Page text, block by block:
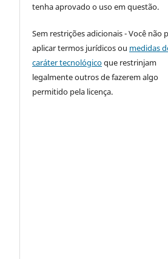
tenha aprovado o uso em questão.
Sem restrições adicionais - Você não
aplicar termos jurídicos ou medidas
caráter tecnológicoque restrinjam
legalmente outros de fazerem algo
permitido pela licença.